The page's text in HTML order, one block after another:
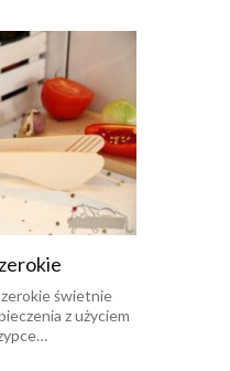
świetnie
z użyciem